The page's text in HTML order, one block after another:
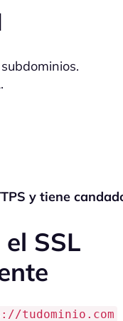
y tiene
SSL
tudominio.com